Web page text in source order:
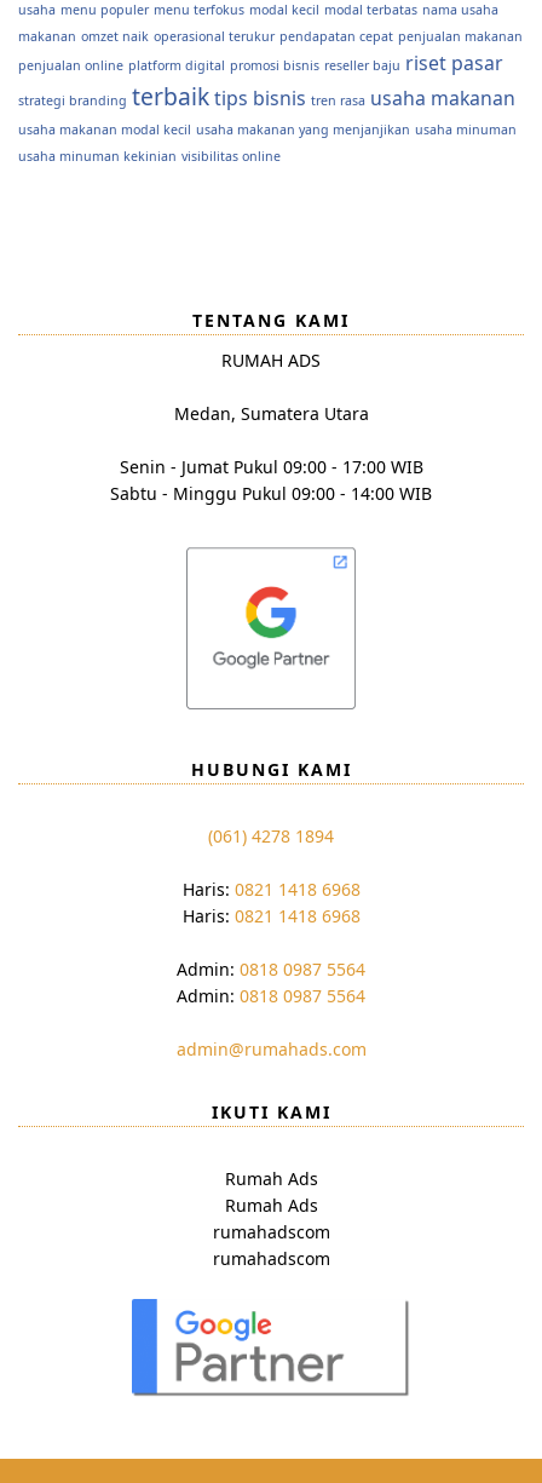
usaha menu populer menu terfokus modal kecil modal terbatas nama usaha
makanan omzet naik operasional terukur pendapatan cepat penjualan makanan
penjualan online platform digital promosi bisnis reseller baju riset pasar
strategi branding terbaiktips bisnis tren rasa usaha makanan
usaha makanan modal kecil usaha makanan yang menjanjikan usaha minuman
usaha minuman kekinian visibilitas online
TENTANG KAMI
RUMAH ADS
Medan, Sumatera Utara
Senin - Jumat Pukul 09:00 - 17:00 WIB
Sabtu - Minggu Pukul 09:00 - 14:00 WIB
HUBUNGI KAMI
(061) 4278 1894
Haris: 0821 1418 6968
Haris: 0821 1418 6968
Admin: 0818 0987 5564
Admin: 0818 0987 5564
admin@rumahads.com
IKUTI KAMI
Rumah Ads
Rumah Ads
rumahadscom
rumahadscom